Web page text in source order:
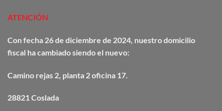
ATENCIÓN
Con fecha 26 de diciembre de 2024, nuestro domicilio
fiscal ha cambiado siendo el nuevo:
Camino rejas 2, planta 2 oficina 17.
28821 Coslada